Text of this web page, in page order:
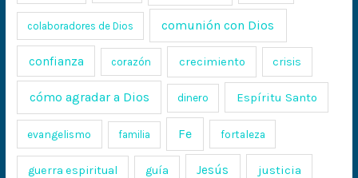
colaboradores de Dios comunión con Dios
confianza corazón crecimiento crisis
cómo agradar a Dios dinero Espíritu Santo
evangelismo familia Fe fortaleza
guerra espiritual guía Jesús justicia